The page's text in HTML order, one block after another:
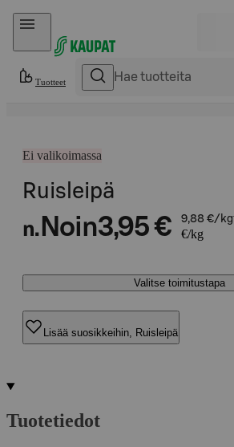
Hyppää sisältöön
Tuotteet
Ei valikoimassa
Ruisleipä
n. Noin3,95 € 9,88 €/kg
€/kg
Valitse toimitustapa
Lisää suosikkeihin, Ruisleipä
Tuotetiedot